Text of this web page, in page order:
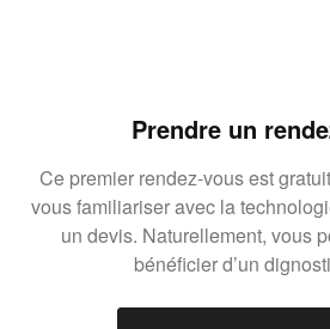
Prendre un
Ce premier rendez-vous est
vous familiariser avec la
un devis. Naturellement, vous
bénéficier d’un